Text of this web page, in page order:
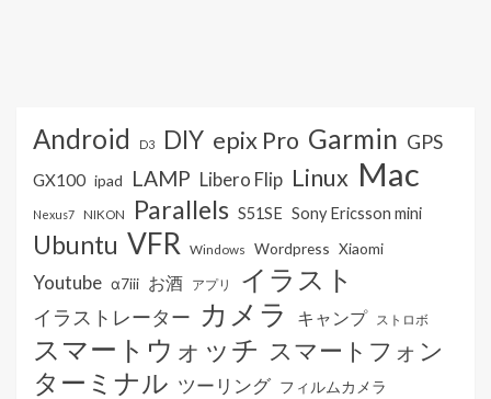
Android D3 DIY epix Pro Garmin GPS
GX100 ipad LAMP Libero Flip Linux Mac
Nexus7 NIKON Parallels S51SE Sony Ericsson mini
Ubuntu VFR Windows Wordpress Xiaomi
Youtube α7iii お酒 アプリ イラスト
イラストレーター カメラ キャンプ ストロボ
スマートウォッチ スマートフォン
ターミナル ツーリング フィルムカメラ